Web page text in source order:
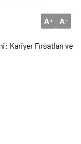
A+ A-
Kariyer Fırsatları ve